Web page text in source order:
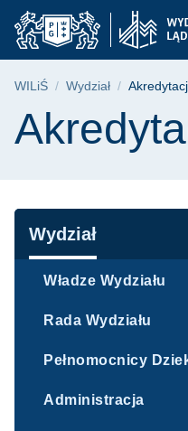
Przejdź
do
menu
głównego
Przejdź
do
wyszukiwarki
Przejdź
do
treści
Ścieżka
WILiŚ Wydział
Treść
Nawigacja
Wydział
Władze Wydziału
Rada Wydziału
Pełnomocnicy
Administracja